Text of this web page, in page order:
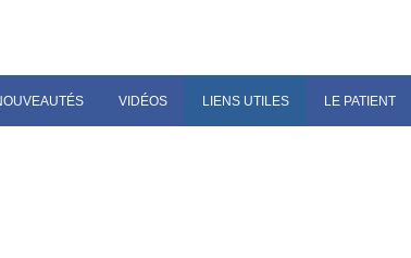
VIDÉOS LIENS UTILES LE PATIENT